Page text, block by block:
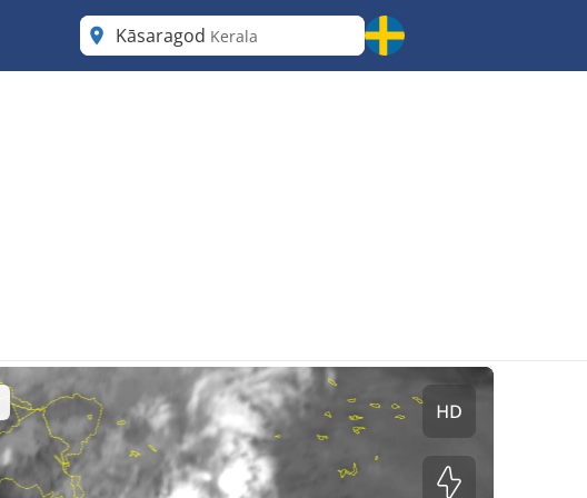
Kāsaragod Kerala